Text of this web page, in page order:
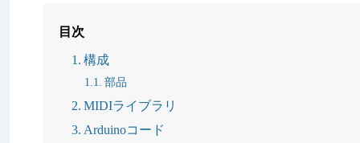
目次
構成
部品
MIDIライブラリ
Arduinoコード